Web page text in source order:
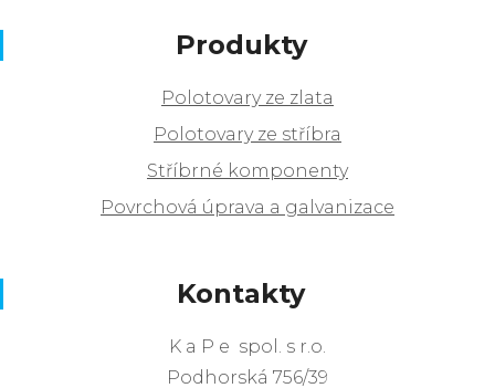
Produkty
Polotovary ze zlata
Polotovary ze stříbra
Stříbrné komponenty
Povrchová úprava a galvanizace
Kontakty
K a P e spol. s r.o.
Podhorská 756/39